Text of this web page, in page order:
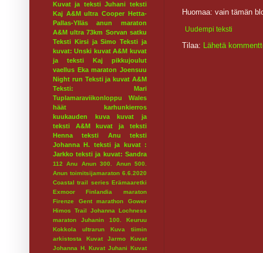
Huomaa: vain tämän
Uudempi teksti
Tilaa: Lähetä
Kuvat ja teksti Juhani teksti
Kaj A&M ultra Cooper Hetta-
Pallas-Ylläs
anun maraton
A&M ultra 73km Sorvan satku
Teksti Kirsi ja Simo Teksti ja
kuvat: Unski kuvat A&M kuvat
ja teksti Kaj
pikkujoulut
vaellus Eka maraton Joensuu
Night run Teksti ja kuvat A&M
Teksti: Mari
Tuplamaraviikonloppu
Wales
häät
karhunkierros
kuukauden kuva
kuvat ja
teksti A&M
kuvat ja teksti
Henna
teksti Anu
teksti
Johanna H. teksti ja kuvat :
Jarkko teksti ja kuvat: Sandra
112 Anu Anun 300.
Anun 500.
Anun toimitsijamaraton 6.6.2020
Coastal trail series Erämaaretki
Exmoor
Finlandia maraton
Firenze
Gent marathon
Gower
Himos Trail
Johanna Lochness
maraton
Juhanin 100.
Keuruu
Kokkola ultrarun
Kuva tiimin
arkistosta
Kuvat Jarmo
Kuvat
Johanna H.
Kuvat Juhani Kuvat